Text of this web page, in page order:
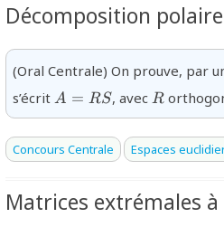
Décomposition
(Oral Centrale) On prouve, par
s’écrit {A=RS}
A = RS, avec {R}
R
Concours Centrale Espaces
Matrices extrémales